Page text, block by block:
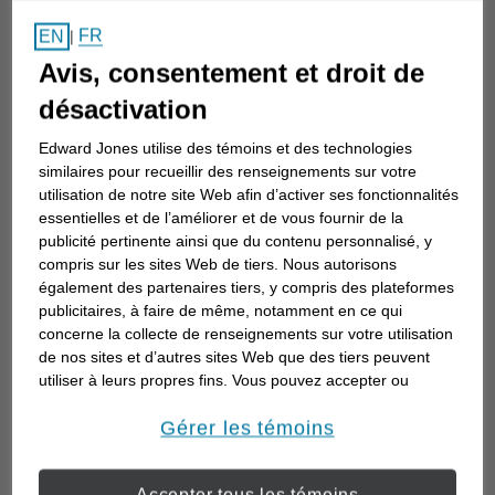
Comment choisir un
conseiller en investissement
Choisir un conseiller en investissement est
votre avenir. Voici comment commencer.
EN | FR
Avis, consentement et droit de
désactivation
Edward Jones utilise des témoins et des technologies
similaires pour recueillir des renseignements sur votre
utilisation de notre site Web afin d’activer ses fonctionnalités
essentielles et de l’améliorer et de vous fournir de la
publicité pertinente ainsi que du contenu personnalisé, y
compris sur les sites Web de tiers. Nous autorisons
également des partenaires tiers, y compris des plateformes
publicitaires, à faire de même, notamment en ce qui
concerne la collecte de renseignements sur votre utilisation
de nos sites et d’autres sites Web que des tiers peuvent
utiliser à leurs propres fins. Vous pouvez accepter ou
Pour en savoir plus sur la façon dont nous utilisons les
veuillez consulter notreDéclaration de confidentialité de
Gérer les témoins